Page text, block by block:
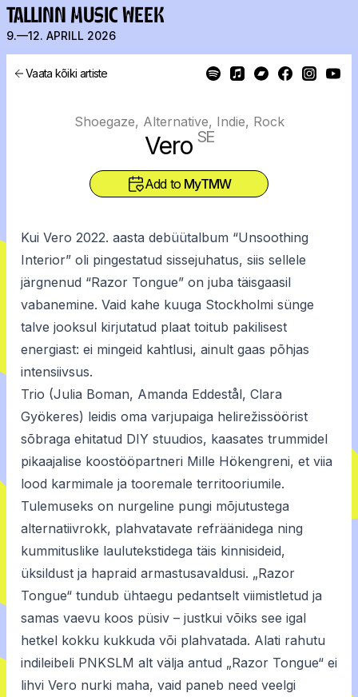
TALLINN MUSIC WEEK
9.—12. APRILL 2026
Vaata kõiki artiste
Shoegaze, Alternative, Indie, Rock
Vero SE
Add to MyTMW
Kui Vero 2022. aasta debüütalbum “Unsoothing
Interior” oli pingestatud sissejuhatus, siis sellele
järgnenud “Razor Tongue” on juba täisgaasil
vabanemine. Vaid kahe kuuga Stockholmi sünge
talve jooksul kirjutatud plaat toitub pakilisest
energiast: ei mingeid kahtlusi, ainult gaas põhjas
intensiivsus.
Trio (Julia Boman, Amanda Eddestål, Clara
Gyökeres) leidis oma varjupaiga helirežissöörist
sõbraga ehitatud DIY stuudios, kaasates trummidel
pikaajalise koostööpartneri Mille Hökengreni, et viia
lood karmimale ja tooremale territooriumile.
Tulemuseks on nurgeline pungi mõjutustega
alternatiivrokk, plahvatavate refräänidega ning
kummituslike laulutekstidega täis kinnisideid,
üksildust ja hapraid armastusavaldusi. „Razor
Tongue“ tundub ühtaegu pedantselt viimistletud ja
samas vaevu koos püsiv – justkui võiks see igal
hetkel kokku kukkuda või plahvatada. Alati rahutu
indileibeli PNKSLM alt välja antud „Razor Tongue“ ei
lihvi Vero nurki maha, vaid paneb need veelgi